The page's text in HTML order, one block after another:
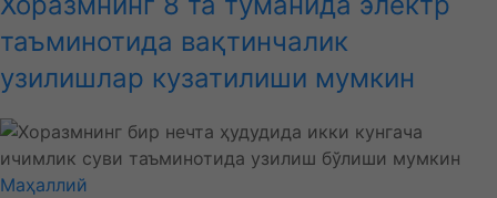
таъминотида вақтинчалик
узилишлар кузатилиши мумкин
Маҳаллий